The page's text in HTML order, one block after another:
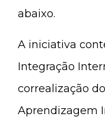
abaixo.
A iniciativa
Integração
correalização
Aprendizagem